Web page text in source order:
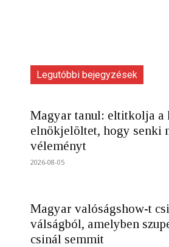
Legutóbbi bejegyzések
Magyar tanul: eltitkolja a
elnökjelöltet, hogy senki
véleményt
2026-08-05
Magyar valóságshow-t
válságból, amelyben
csinál semmit